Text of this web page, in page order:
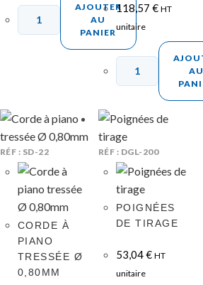
AJOUTER
AU
PANIER
118,57 € HT
unitaire
AU
RÉF : SD-22
CORDE À
PIANO
TRESSÉE Ø
0,80MM
RÉF : DGL-200
POIGNÉES
DE TIRAGE
53,04€ HT
unitaire